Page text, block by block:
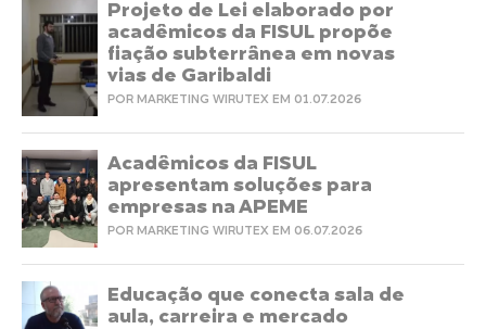
Projeto de Lei elaborado por
acadêmicos da FISUL propõe
fiação subterrânea em novas
vias de Garibaldi
POR MARKETING WIRUTEX EM 01.07.2026
Acadêmicos da FISUL
apresentam soluções para
empresas na APEME
POR MARKETING WIRUTEX EM 06.07.2026
Educação que conecta sala de
aula, carreira e mercado